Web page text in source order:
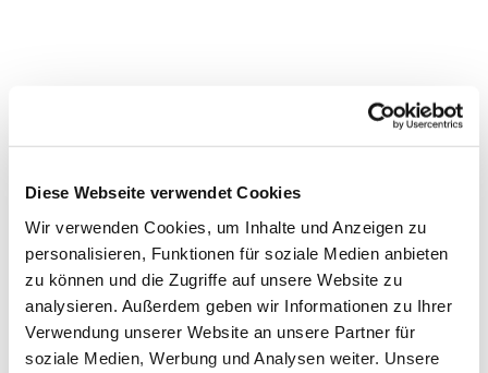
Diese Webseite verwendet Cookies
Wir verwenden Cookies, um Inhalte und Anzeigen zu
personalisieren, Funktionen für soziale Medien anbieten
zu können und die Zugriffe auf unsere Website zu
analysieren. Außerdem geben wir Informationen zu Ihrer
Verwendung unserer Website an unsere Partner für
soziale Medien, Werbung und Analysen weiter. Unsere
Dies könnte Sie auch interessieren